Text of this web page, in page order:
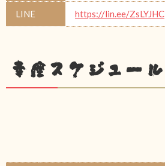
LINE https://lin.ee/ZsLYJHC
幸座スケジュール